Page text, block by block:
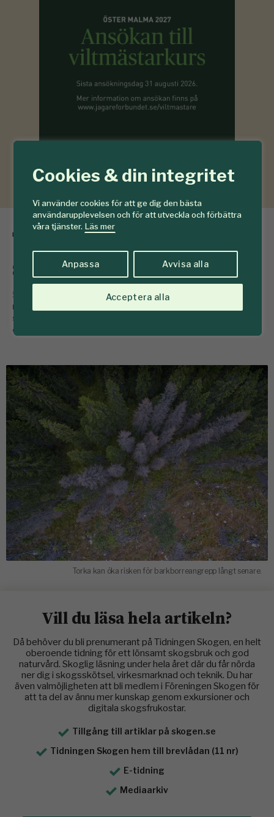
Cookies & din integritet
Vi använder cookies för att ge dig den bästa
användarupplevelsen och för att utveckla och förbättra
våra tjänster. Läs mer
Anpassa Avvisa alla
Acceptera alla
Torr höst försvagar
sommargran
5 juni
Om hösten är torr tycks granens
motståndskraft försvagas följande sommar. Och
svagast är den när barkborrarna är som mest aktiva,
enligt en forskningsstudie.
Torka kan öka risken för barkborreangrepp långt senare.
Vill du läsa hela artikeln?
Då behöver du bli prenumerant på Tidningen Skogen, en helt
oberoende tidning för ett lönsamt skogsbruk och god
naturvård. Skoglig läsning under hela året där du får nörda
ner dig i skogsskötsel, virkesmarknad och teknik. Du har
även valmöjligheten att bli medlem i Föreningen Skogen för
att ta del av ännu mer kunskap genom exkursioner och
digitala skogsfrukostar.
Tillgång till artiklar på skogen.se
Tidningen Skogen hem till brevlådan (11 nr)
E-tidning
Mediaarkiv